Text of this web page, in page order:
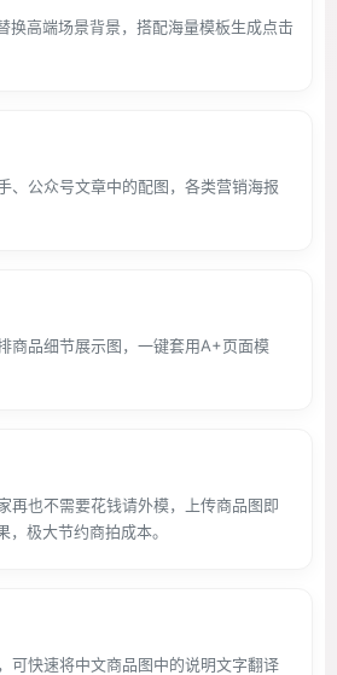
换高端场景背景，搭配海量模板生成点击
、公众号文章中的配图，各类营销海报
商品细节展示图，一键套用A+页面模
再也不需要花钱请外模，上传商品图即
极大节约商拍成本。
可快速将中文商品图中的说明文字翻译